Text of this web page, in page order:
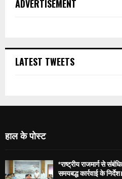
ADVERTISEMENT
LATEST TWEETS
हाल के पोस्ट
*राष्ट्रीय राजमार्ग से
समयबद्ध कार्रवाई के निर्देश।